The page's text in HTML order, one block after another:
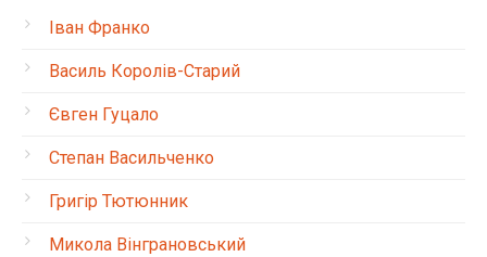
Іван Франко
Василь Королів-Старий
Євген Гуцало
Степан Васильченко
Григір Тютюнник
Микола Вінграновський